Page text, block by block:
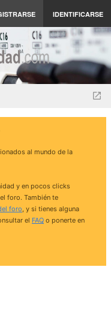
IDENTIFICARSE
al mundo de la
y en pocos clicks
foro. También te
foro, y si tienes alguna
el FAQ o ponerte en